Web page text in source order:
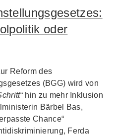
oder
Reform des
(BGG) wird von
“ hin zu mehr Inklusion
Bärbel Bas,
Chance“
Ferda